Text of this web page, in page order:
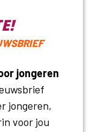
jongeren
jongeren,
voor jou
van
maken voor